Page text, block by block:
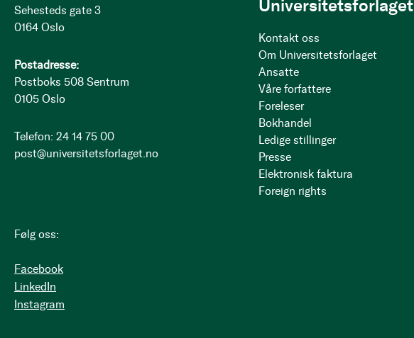
Sehesteds gate 3
0164 Oslo
Postadresse:
Postboks 508 Sentrum
0105 Oslo
Telefon: 24 14 75 00
post@universitetsforlaget.no
Følg oss:
Facebook
LinkedIn
Instagram
Universitetsforlaget
Kontakt oss
Om Universitetsforlaget
Ansatte
Våre forfattere
Foreleser
Bokhandel
Ledige stillinger
Presse
Elektronisk faktura
Foreign rights